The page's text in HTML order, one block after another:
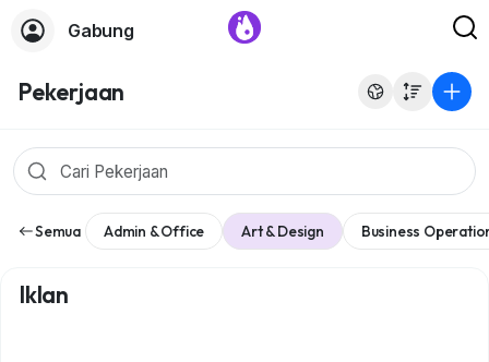
Gabung
Pekerjaan
Semua Admin & Office Art & Design Business
Iklan